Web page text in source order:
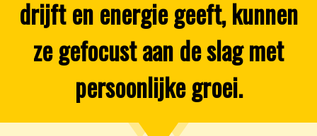
drijft en energie geeft, kunnen
ze gefocust aan de slag met
persoonlijke groei.